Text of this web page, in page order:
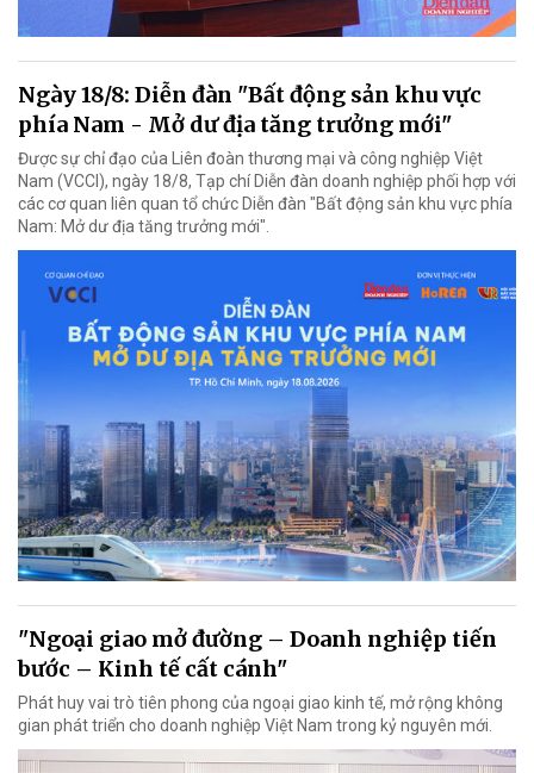
Ngày 18/8: Diễn đàn "Bất động sản khu vực
phía Nam - Mở dư địa tăng trưởng mới"
Được sự chỉ đạo của Liên đoàn thương mại và công nghiệp Việt
Nam (VCCI), ngày 18/8, Tạp chí Diễn đàn doanh nghiệp phối hợp với
các cơ quan liên quan tổ chức Diễn đàn "Bất động sản khu vực phía
Nam: Mở dư địa tăng trưởng mới".
"Ngoại giao mở đường – Doanh nghiệp tiến
bước – Kinh tế cất cánh"
Phát huy vai trò tiên phong của ngoại giao kinh tế, mở rộng không
gian phát triển cho doanh nghiệp Việt Nam trong kỷ nguyên mới.